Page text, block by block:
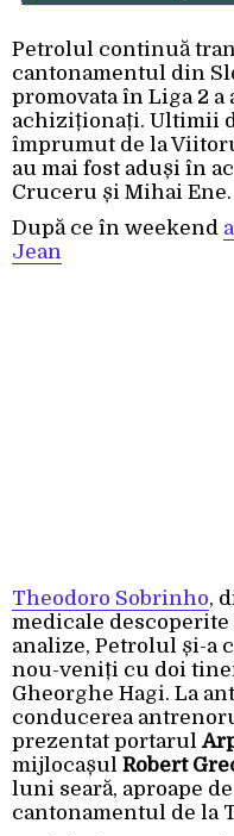
Petrolul continuă
cantonamentul din
promovata în Liga 2 a
achiziționați. Ultimii
împrumut de la
au mai fost aduși în
Cruceru și Mihai Ene.
După ce în weekend
Jean
Theodoro Sobrinho,
medicale descoperite
analize, Petrolul și-a
nou-veniți cu doi
Gheorghe Hagi. La
conducerea
prezentat portarul
mijlocașul Robert
luni seară, aproape
cantonamentul de la